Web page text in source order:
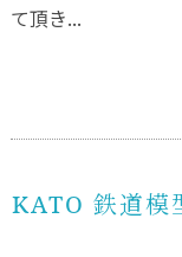
て頂き...
KATO 鉄道模